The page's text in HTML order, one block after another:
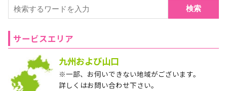
検索
サービスエリア
九州および山口
※一部、お伺いできない地域がございます。
詳しくはお問い合わせ下さい。